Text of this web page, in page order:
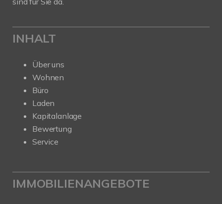
INHALT
Über uns
Wohnen
Büro
Laden
Kapitalanlage
Bewertung
Service
IMMOBILIENANGEBOTE